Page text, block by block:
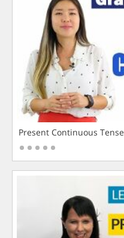
Present Continuous Tense